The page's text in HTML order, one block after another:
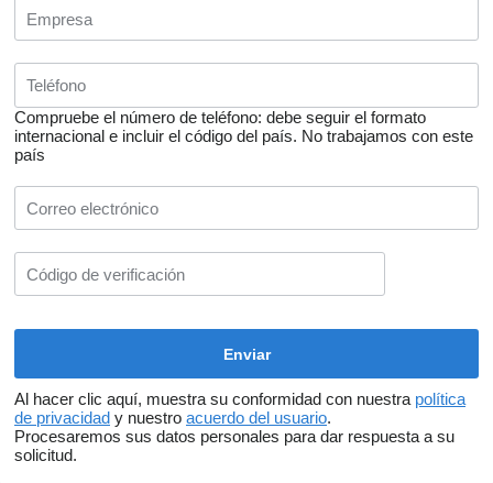
Compruebe el número de teléfono: debe seguir el formato
internacional e incluir el código del país. No trabajamos con este
país
Al hacer clic aquí, muestra su conformidad con nuestra política
de privacidad y nuestro acuerdo del usuario.
Procesaremos sus datos personales para dar respuesta a su
solicitud.